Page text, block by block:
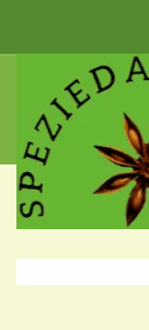
shopping_basket
Nessun